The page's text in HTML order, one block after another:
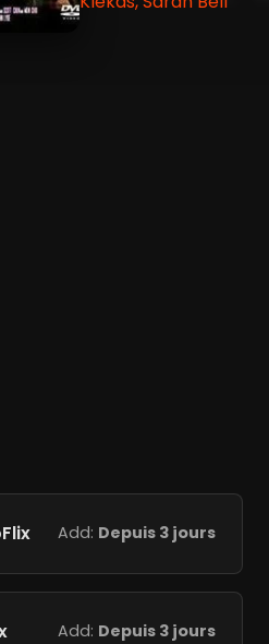
Add: Depuis 3 jours
Add: Depuis 3 jours